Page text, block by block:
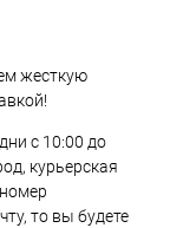
жесткую
с 10:00 до
курьерская
то вы будете